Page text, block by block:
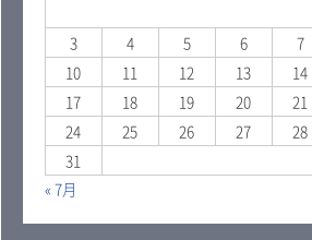
3
4 5 6 7
10
11 12 13 14
17
18 19 20 21
24
25 26 27 28
31
« 7月